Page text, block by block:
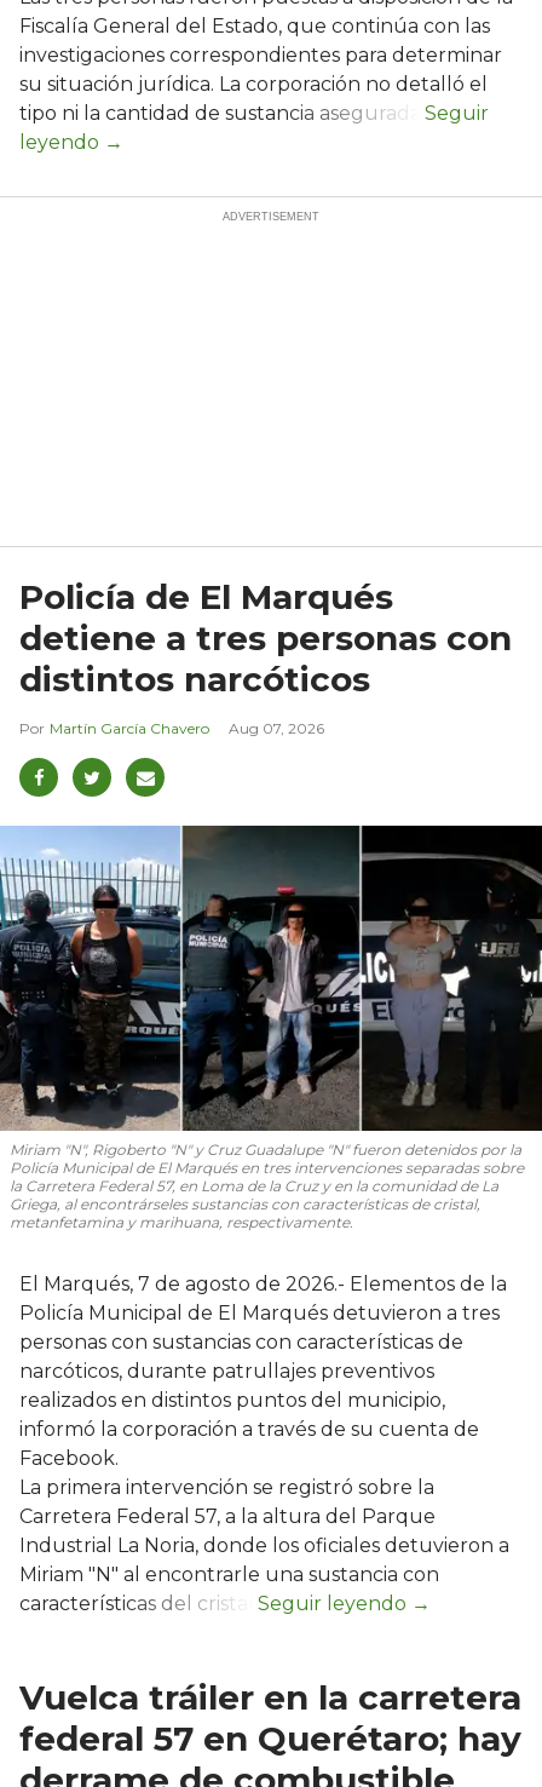
Fiscalía General del Estado, que continúa con las
investigaciones correspondientes para determinar
su situación jurídica. La corporación no detalló el
tipo ni la cantidad de sustancia asegurada.
Policía de El Marqués
detiene a tres personas con
distintos narcóticos
Martín García Chavero Aug 07, 2026
Miriam "N", Rigoberto "N" y Cruz Guadalupe "N" fueron detenidos por la
Policía Municipal de El Marqués en tres intervenciones separadas sobre
la Carretera Federal 57, en Loma de la Cruz y en la comunidad de La
Griega, al encontrárseles sustancias con características de cristal,
metanfetamina y marihuana, respectivamente.
El Marqués, 7 de agosto de 2026.- Elementos de la
Policía Municipal de El Marqués detuvieron a tres
personas con sustancias con características de
narcóticos, durante patrullajes preventivos
realizados en distintos puntos del municipio,
informó la corporación a través de su cuenta de
Facebook.
La primera intervención se registró sobre la
Carretera Federal 57, a la altura del Parque
Industrial La Noria, donde los oficiales detuvieron a
Miriam "N" al encontrarle una sustancia con
características del cristal.
Vuelca tráiler en la carretera
federal 57 en Querétaro; hay